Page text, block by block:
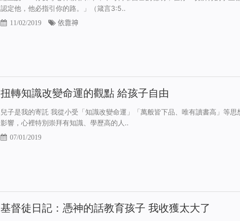
認定他，他必指引你的路。」（箴言3:5..
11/02/2019 依靠神
扭轉知識改變命運的觀點 給孩子自由
兒子是我的寄託 我從小受「知識改變命運」「萬般皆下品、唯有讀書高」等思
影響，心裡特別崇拜有知識、學歷高的人..
07/01/2019
基督徒日記：憑神的話教育孩子 我收獲太大了